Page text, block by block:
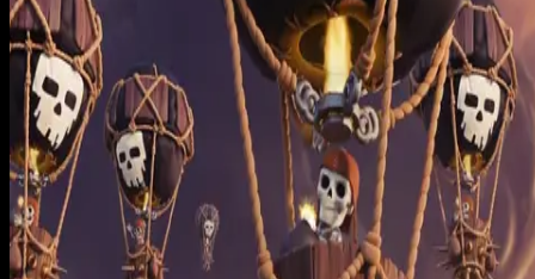
Home
Produk
Cek Pesanan
Artikel
Beli Akun
Jual Akun
Login